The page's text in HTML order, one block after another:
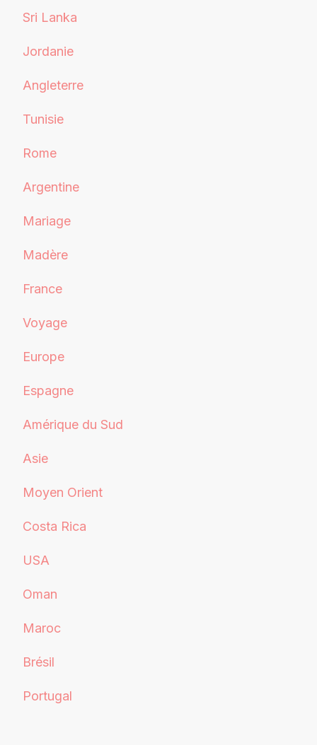
Sri Lanka
Jordanie
Angleterre
Tunisie
Rome
Argentine
Mariage
Madère
France
Voyage
Europe
Espagne
Amérique du Sud
Asie
Moyen Orient
Costa Rica
USA
Oman
Maroc
Brésil
Portugal